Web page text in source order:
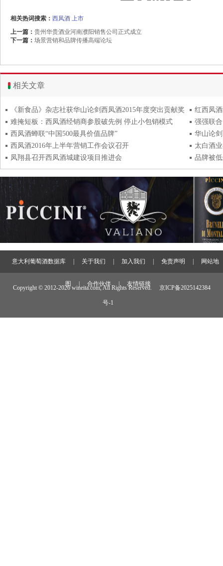
相关热词搜索： 西凤酒 上市
上一篇： 贵州华贵酒业河南濮阳销售公司正式成立
下一篇： 场景营销和品牌传播高端论坛
相关文章
《新食品》杂志社获华山论剑西凤酒2015年度突出贡献奖
红西凤
难掩短板：西凤酒经销商参股破先例 停止小包销模式
西凤酒蝉联“中国500最具价值品牌”
华山论
西凤酒2016年上半年营销工作会议召开
太白酒
凤翔县召开西凤酒城建设项目推进会
品牌被
意大利葡萄酒数据库 关于我们 加入我们 免责声明 网站地
图 合作伙伴 友情链接
Copyright © 2012-2026 wineita.com, All Rights Reserved. 京ICP备2025142384
号-1